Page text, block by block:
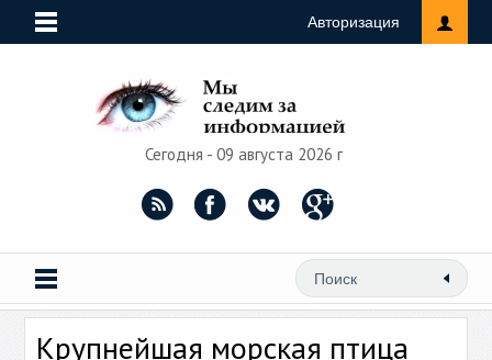
Авторизация
Сегодня - 09 августа 2026 г
Крупнейшая морская птица